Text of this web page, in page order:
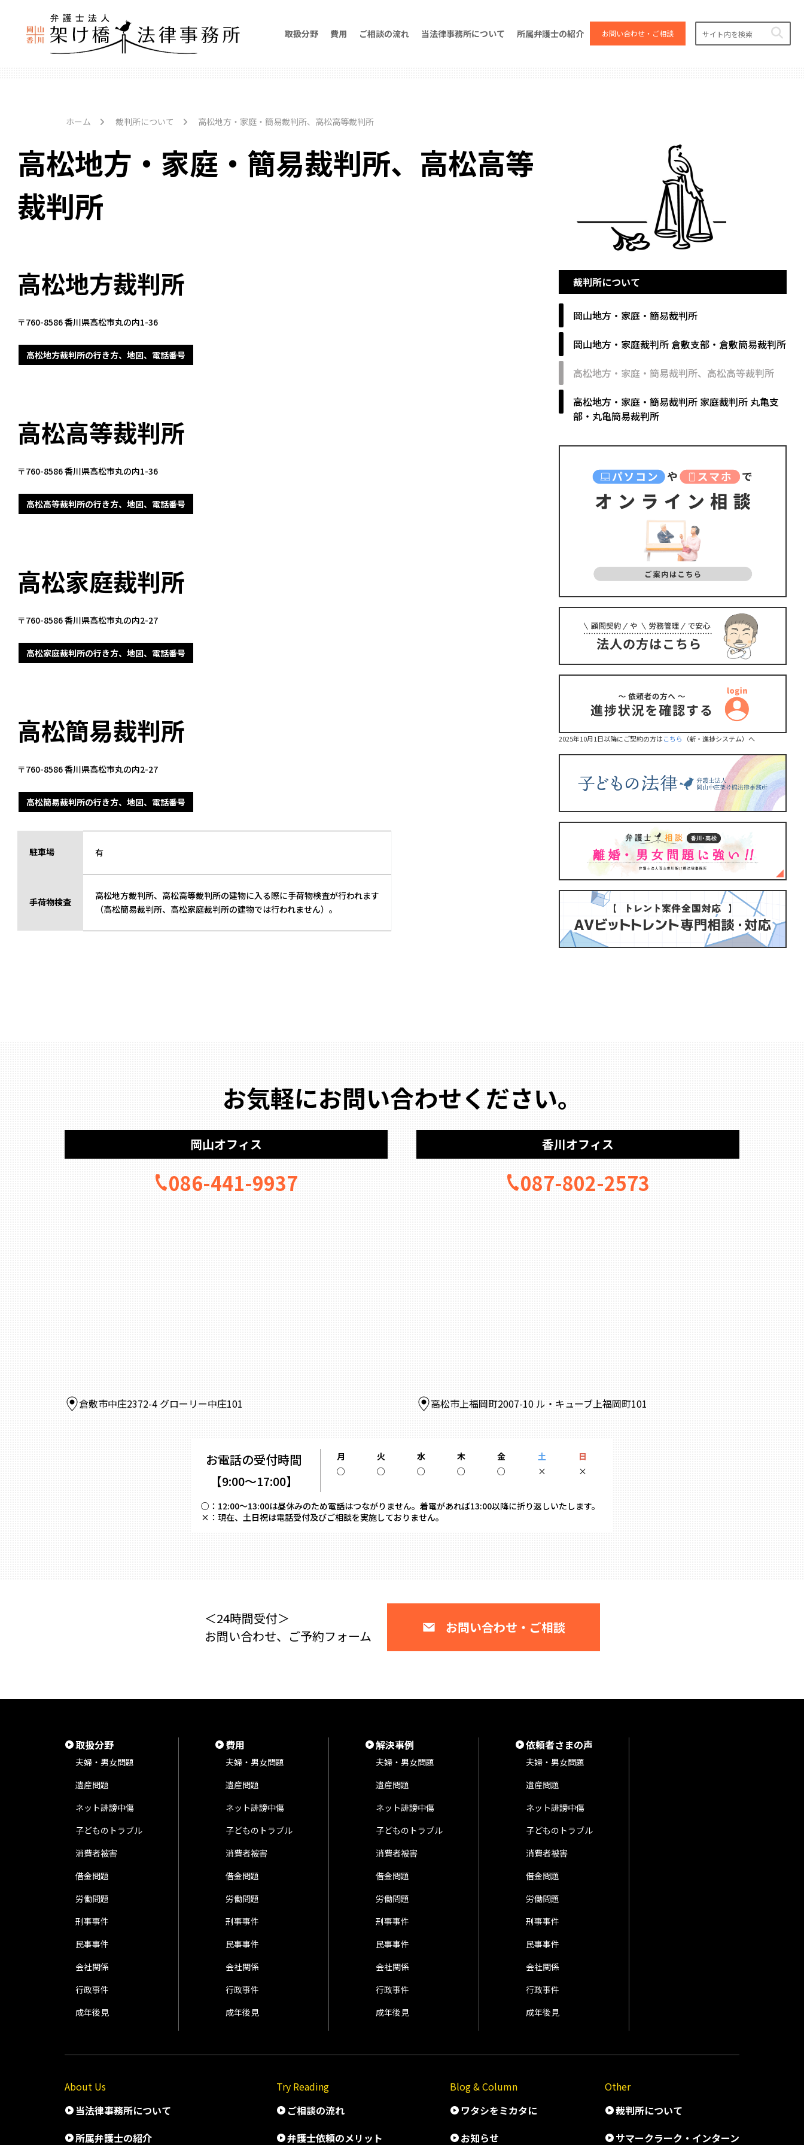
取扱分野 費用 ご相談の流れ 当法律事務所について 所属弁護士の紹介 お問い合わせ・ご相談
ホーム 裁判所について 高松地方・家庭・簡易裁判所、高松高等裁判所
高松地方・家庭・簡易裁判所、高松高等
裁判所
高松地方裁判所
〒760-8586 香川県高松市丸の内1-36
高松地方裁判所の行き方、地図、電話番号
高松高等裁判所
〒760-8586 香川県高松市丸の内1-36
高松高等裁判所の行き方、地図、電話番号
高松家庭裁判所
〒760-8586 香川県高松市丸の内2-27
高松家庭裁判所の行き方、地図、電話番号
高松簡易裁判所
〒760-8586 香川県高松市丸の内2-27
高松簡易裁判所の行き方、地図、電話番号
駐車場 有
手荷物検査
高松地方裁判所、高松高等裁判所の建物に入る際に手荷物検査が行われます
（高松簡易裁判所、高松家庭裁判所の建物では行われません）。
裁判所について
岡山地方・家庭・簡易裁判所
岡山地方・家庭裁判所 倉敷支部・倉敷簡易裁判所
高松地方・家庭・簡易裁判所、高松高等裁判所
高松地方・家庭・簡易裁判所 家庭裁判所 丸亀支
部・丸亀簡易裁判所
2025年10月1日以降にご契約の方はこちら （新・進捗システム）へ
お気軽にお問い合わせください。
岡山オフィス
086-441-9937
倉敷市中庄2372-4 グローリー中庄101
香川オフィス
087-802-2573
高松市上福岡町2007-10 ル・キューブ上福岡町101
お電話の受付時間
【9:00～17:00】
月 火 水 木 金 土
日
○
○ ○ ○ ○ × ×
○： 12:00～13:00は昼休みのため電話はつながりません。着電があれば13:00以降に折り返しいたします。
×： 現在、土日祝は電話受付及びご相談を実施しておりません。
＜24時間受付＞
お問い合わせ、ご予約フォーム
お問い合わせ・ご相談
取扱分野
夫婦・男女問題
遺産問題
ネット誹謗中傷
子どものトラブル
消費者被害
借金問題
労働問題
刑事事件
民事事件
会社関係
行政事件
成年後見
費用
夫婦・男女問題
遺産問題
ネット誹謗中傷
子どものトラブル
消費者被害
借金問題
労働問題
刑事事件
民事事件
会社関係
行政事件
成年後見
解決事例
夫婦・男女問題
遺産問題
ネット誹謗中傷
子どものトラブル
消費者被害
借金問題
労働問題
刑事事件
民事事件
会社関係
行政事件
成年後見
依頼者さまの声
夫婦・男女問題
遺産問題
ネット誹謗中傷
子どものトラブル
消費者被害
借金問題
労働問題
刑事事件
民事事件
会社関係
行政事件
成年後見
About Us
当法律事務所について
所属弁護士の紹介
Try Reading
ご相談の流れ
弁護士依頼のメリット
Blog & Column
ワタシをミカタに
お知らせ
Other
裁判所について
サマークラーク・インターン